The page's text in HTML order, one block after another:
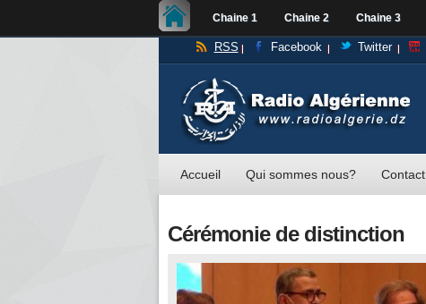
Chaine 1 Chaine 2 Chaine 3
RSS Facebook Twitter
Accueil Qui sommes nous? Contact
Cérémonie de distinction